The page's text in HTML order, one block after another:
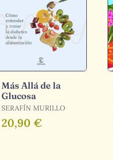
Más Allá de la
Glucosa
SERAFÍN MURILLO
20,90 €